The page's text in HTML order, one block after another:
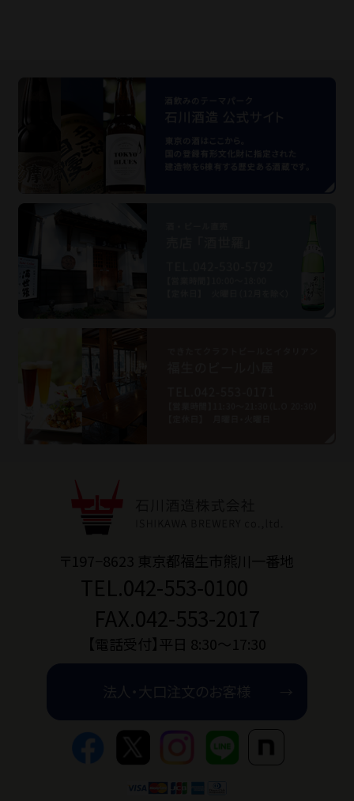
〒197−8623 東京都福生市熊川一番地
TEL.042-553-0100
FAX.042-553-2017
【電話受付】平日 8:30〜17:30